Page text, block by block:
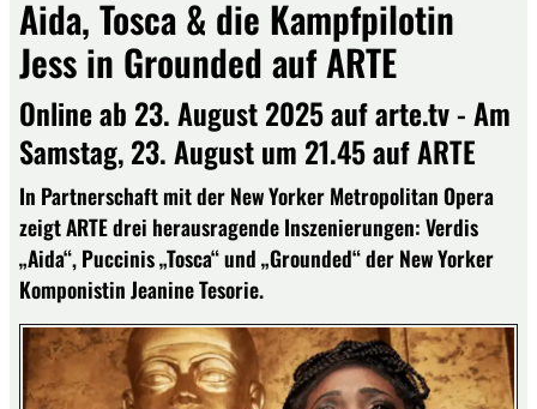
Aida, Tosca & die Kampfpilotin
Jess in Grounded auf ARTE
Online ab 23. August 2025 auf arte.tv - Am
Samstag, 23. August um 21.45 auf ARTE
In Partnerschaft mit der New Yorker Metropolitan Opera
zeigt ARTE drei herausragende Inszenierungen: Verdis
„Aida“, Puccinis „Tosca“ und „Grounded“ der New Yorker
Komponistin Jeanine Tesorie.